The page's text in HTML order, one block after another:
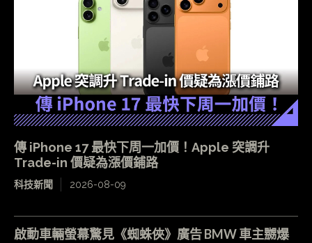
傳 iPhone 17 最快下周一加價！Apple 突調升
Trade-in 價疑為漲價鋪路
科技新聞 2026-08-09
啟動車輛螢幕驚見《蜘蛛俠》廣告 BMW 車主嬲爆